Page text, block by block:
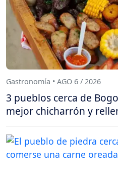
Gastronomía • AGO 6 / 2026
3 pueblos cerca de
mejor chicharrón y